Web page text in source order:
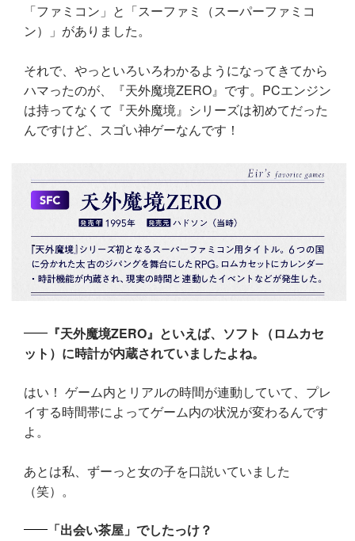
「ファミコン」と「スーファミ（スーパーファミコ
ン）」がありました。
それで、やっといろいろわかるようになってきてから
ハマったのが、『天外魔境ZERO』です。PCエンジン
は持ってなくて『天外魔境』シリーズは初めてだった
んですけど、スゴい神ゲーなんです！
『天外魔境ZERO』といえば、ソフト（ロムカセ
ット）に時計が内蔵されていましたよね。
はい！ ゲーム内とリアルの時間が連動していて、プレ
イする時間帯によってゲーム内の状況が変わるんです
よ。
あとは私、ずーっと女の子を口説いていました
（笑）。
「出会い茶屋」でしたっけ？